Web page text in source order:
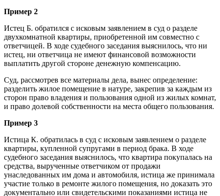
Пример 2
Истец Б. обратился с исковым заявлением в суд о разделе
двухкомнатной квартиры, приобретенной им совместно с
ответчицей. В ходе судебного заседания выяснилось, что ни
истец, ни ответчица не имеют финансовой возможности
выплатить другой стороне денежную компенсацию.
Суд, рассмотрев все материалы дела, вынес определение:
разделить жилое помещение в натуре, закрепив за каждым из
сторон право владения и пользования одной из жилых комнат,
и право долевой собственности на места общего пользования.
Пример 3
Истица К. обратилась в суд с исковым заявлением о разделе
квартиры, купленной супругами в период брака. В ходе
судебного заседания выяснилось, что квартира покупалась на
средства, вырученные ответчиком от продажи
унаследованных им дома и автомобиля, истица же принимала
участие только в ремонте жилого помещения, но доказать это
документально или свидетельскими показаниями истица не